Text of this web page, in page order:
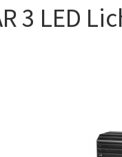
3 LED